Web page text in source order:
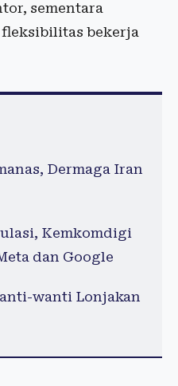
sementara
bekerja
Dermaga Iran
Kemkomdigi
dan Google
wanti Lonjakan